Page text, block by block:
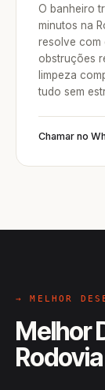
O banheiro
minutos na
resolve com
obstruções
limpeza
tudo sem
Chamar no
→ MELHOR
Melhor